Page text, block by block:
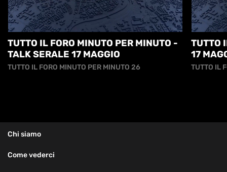
TUTTO IL FORO MINUTO PER MINUTO -
TALK SERALE 17 MAGGIO
TUTTO IL FORO MINUTO PER MINUTO 26
TUTTO
17
TUTTO IL
Chi siamo
Come vederci